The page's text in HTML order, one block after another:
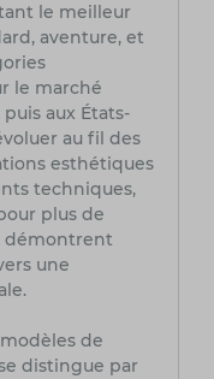
le meilleur
aventure, et
le marché
aux États-
au fil des
esthétiques
techniques,
plus de
démontrent
une
de
distingue par